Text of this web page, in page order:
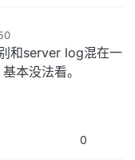
和server log混在一
本没法看。
0